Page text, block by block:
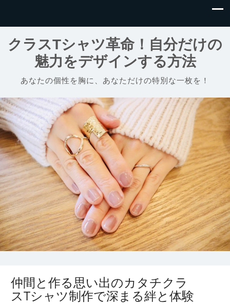
クラスTシャツ革命！自分だけの
魅力をデザインする方法
あなたの個性を胸に、あなただけの特別な一枚を！
仲間と作る思い出のカタチクラ
スTシャツ制作で深まる絆と体験